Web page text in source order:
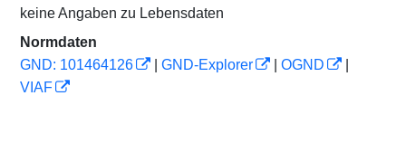
keine Angaben zu Lebensdaten
Normdaten
GND: 101464126
GND-Explorer OGND
VIAF